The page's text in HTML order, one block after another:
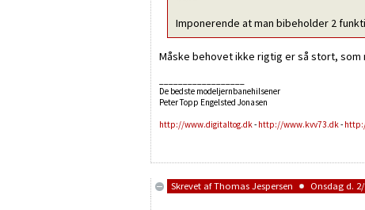
Imponerende at man bibeholder 2
Måske behovet ikke rigtig er så stort, som
De bedste modeljernbanehilsener
Peter Topp Engelsted Jonasen
http://www.digitaltog.dk - http://www.kvv73.dk -
Skrevet afThomas Jespersen Onsdag d.